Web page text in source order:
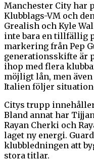
Manchester City har
Klubblags-VM och
Grealish och Kyle
inte bara en tillfällig
markering från Pep
generationsskifte är
ihop med flera
möjligt lån, men
Italien följer
Citys trupp
Bland annat har
Rayan Cherki och
laget ny energi.
klubbledningen att
stora titlar.